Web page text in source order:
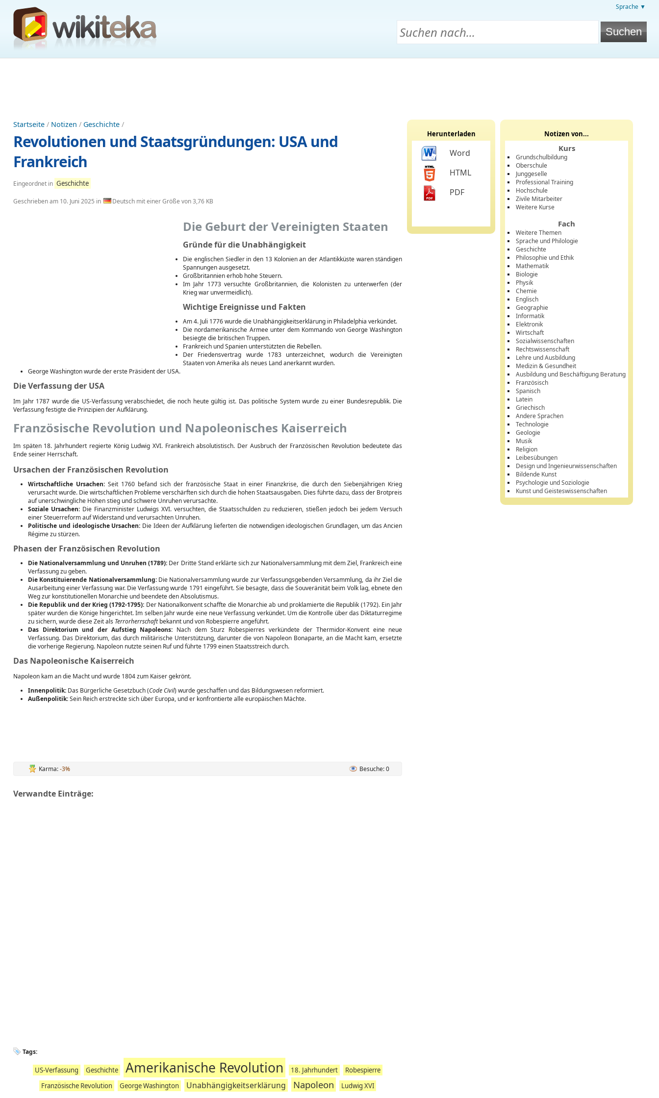
Sprache ▼
Startseite / Notizen / Geschichte /
Revolutionen und Staatsgründungen: USA und
Frankreich
Eingeordnet in Geschichte
Geschrieben am 10. Juni 2025 in Deutsch mit einer Größe von 3,76 KB
Die Geburt der Vereinigten Staaten
Gründe für die Unabhängigkeit
Die englischen Siedler in den 13 Kolonien an der Atlantikküste waren ständigen
Spannungen ausgesetzt.
Großbritannien erhob hohe Steuern.
Im Jahr 1773 versuchte Großbritannien, die Kolonisten zu unterwerfen (der
Krieg war unvermeidlich).
Wichtige Ereignisse und Fakten
Am 4. Juli 1776 wurde die Unabhängigkeitserklärung in Philadelphia verkündet.
Die nordamerikanische Armee unter dem Kommando von George Washington
besiegte die britischen Truppen.
Frankreich und Spanien unterstützten die Rebellen.
Der Friedensvertrag wurde 1783 unterzeichnet, wodurch die Vereinigten
Staaten von Amerika als neues Land anerkannt wurden.
George Washington wurde der erste Präsident der USA.
Die Verfassung der USA
Im Jahr 1787 wurde die US-Verfassung verabschiedet, die noch heute gültig ist. Das politische System wurde zu einer Bundesrepublik. Die
Verfassung festigte die Prinzipien der Aufklärung.
Französische Revolution und Napoleonisches Kaiserreich
Im späten 18. Jahrhundert regierte König Ludwig XVI. Frankreich absolutistisch. Der Ausbruch der Französischen Revolution bedeutete das
Ende seiner Herrschaft.
Ursachen der Französischen Revolution
Wirtschaftliche Ursachen:Seit 1760 befand sich der französische Staat in einer Finanzkrise, die durch den Siebenjährigen Krieg
verursacht wurde. Die wirtschaftlichen Probleme verschärften sich durch die hohen Staatsausgaben. Dies führte dazu, dass der Brotpreis
auf unerschwingliche Höhen stieg und schwere Unruhen verursachte.
Soziale Ursachen: Die Finanzminister Ludwigs XVI. versuchten, die Staatsschulden zu reduzieren, stießen jedoch bei jedem Versuch
einer Steuerreform auf Widerstand und verursachten Unruhen.
Politische und ideologische Ursachen: Die Ideen der Aufklärung lieferten die notwendigen ideologischen Grundlagen, um das Ancien
Régime zu stürzen.
Phasen der Französischen Revolution
Die Nationalversammlung und Unruhen (1789): Der Dritte Stand erklärte sich zur Nationalversammlung mit dem Ziel, Frankreich eine
Verfassung zu geben.
Die Konstituierende Nationalversammlung:Die Nationalversammlung wurde zur Verfassungsgebenden Versammlung, da ihr Ziel die
Ausarbeitung einer Verfassung war. Die Verfassung wurde 1791 eingeführt. Sie besagte, dass die Souveränität beim Volk lag, ebnete den
Weg zur konstitutionellen Monarchie und beendete den Absolutismus.
Die Republik und der Krieg (1792-1795): Der Nationalkonvent schaffte die Monarchie ab und proklamierte die Republik (1792). Ein Jahr
später wurden die Könige hingerichtet. Im selben Jahr wurde eine neue Verfassung verkündet. Um die Kontrolle über das Diktaturregime
zu sichern, wurde diese Zeit als Terrorherrschaftbekannt und von Robespierre angeführt.
Das Direktorium und der Aufstieg Napoleons: Nach dem Sturz Robespierres verkündete der Thermidor-Konvent eine neue
Verfassung. Das Direktorium, das durch militärische Unterstützung, darunter die von Napoleon Bonaparte, an die Macht kam, ersetzte
die vorherige Regierung. Napoleon nutzte seinen Ruf und führte 1799 einen Staatsstreich durch.
Das Napoleonische Kaiserreich
Napoleon kam an die Macht und wurde 1804 zum Kaiser gekrönt.
Innenpolitik: Das Bürgerliche Gesetzbuch (Code Civil) wurde geschaffen und das Bildungswesen reformiert.
Außenpolitik:Sein Reich erstreckte sich über Europa, und er konfrontierte alle europäischen Mächte.
Karma:-3% Besuche: 0
Verwandte Einträge:
Tags:
US-Verfassung Geschichte Amerikanische Revolution 18. Jahrhundert
Robespierre
Französische Revolution
George Washington Unabhängigkeitserklärung Napoleon Ludwig XVI
Herunterladen
Word
HTML
PDF
Notizen von...
Kurs
Grundschulbildung
Oberschule
Junggeselle
Professional Training
Hochschule
Zivile Mitarbeiter
Weitere Kurse
Fach
Weitere Themen
Sprache und Philologie
Geschichte
Philosophie und Ethik
Mathematik
Biologie
Physik
Chemie
Englisch
Geographie
Informatik
Elektronik
Wirtschaft
Sozialwissenschaften
Rechtswissenschaft
Lehre und Ausbildung
Medizin & Gesundheit
Ausbildung und Beschäftigung Beratung
Französisch
Spanisch
Latein
Griechisch
Andere Sprachen
Technologie
Geologie
Musik
Religion
Leibesübungen
Design und Ingenieurwissenschaften
Bildende Kunst
Psychologie und Soziologie
Kunst und Geisteswissenschaften